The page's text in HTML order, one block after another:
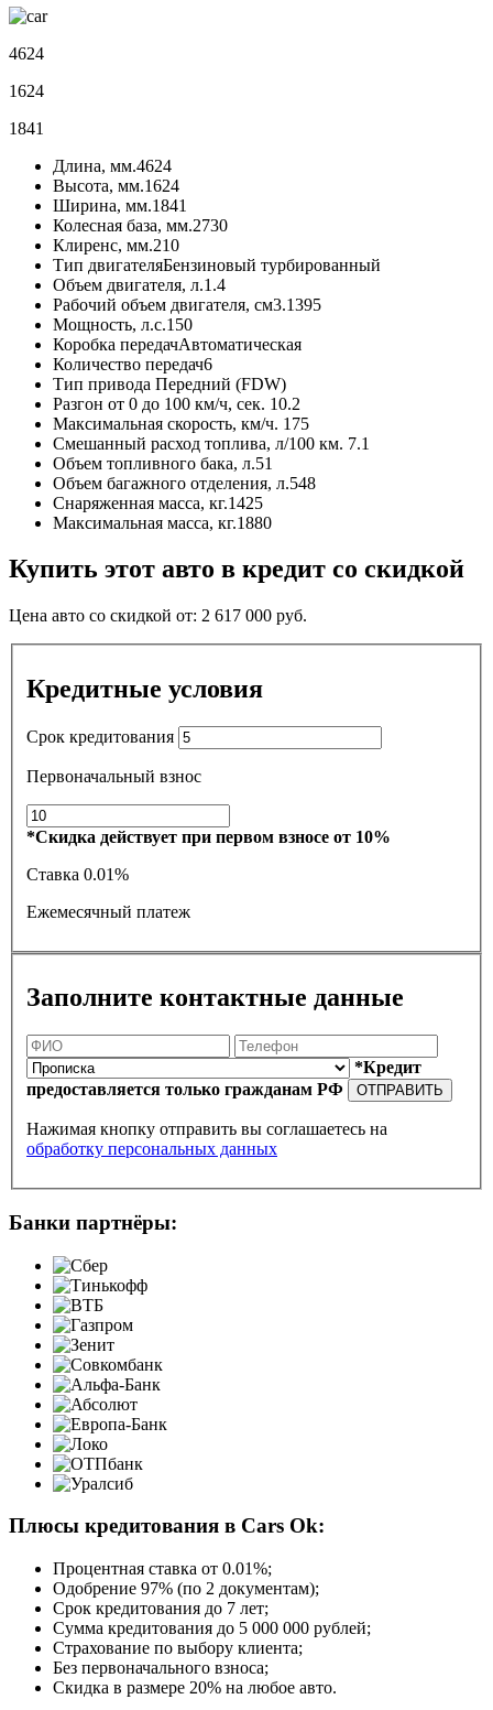
4624
1624
1841
Длина, мм.4624
Высота, мм.1624
Ширина, мм.1841
Колесная база, мм.2730
Клиренс, мм.210
Тип двигателяБензиновый турбированный
Объем двигателя, л.1.4
Рабочий объем двигателя, см3.1395
Мощность, л.с.150
Коробка передачАвтоматическая
Количество передач6
Тип привода Передний (FDW)
Разгон от 0 до 100 км/ч, сек. 10.2
Максимальная скорость, км/ч. 175
Смешанный расход топлива, л/100 км. 7.1
Объем топливного бака, л.51
Объем багажного отделения, л.548
Снаряженная масса, кг.1425
Максимальная масса, кг.1880
Купить этот авто в кредит со скидкой
Цена авто со скидкой от: 2 617 000 руб.
Кредитные условия
Срок кредитования
Первоначальный взнос
*Скидка действует при первом взносе от 10%
Ставка 0.01%
Ежемесячный платеж
Заполните контактные данные
*Кредит
предоставляется только гражданам РФ
ОТПРАВИТЬ
Нажимая кнопку отправить вы соглашаетесь на
обработку персональных данных
Банки партнёры:
Плюсы кредитования в Cars Ok:
Процентная ставка от 0.01%;
Одобрение 97% (по 2 документам);
Срок кредитования до 7 лет;
Сумма кредитования до 5 000 000 рублей;
Страхование по выбору клиента;
Без первоначального взноса;
Скидка в размере 20% на любое авто.